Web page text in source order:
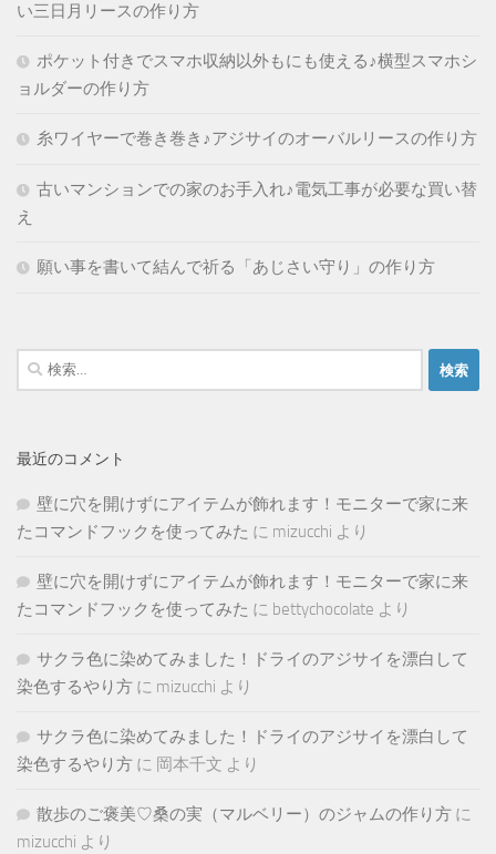
い三日月リースの作り方
ポケット付きでスマホ収納以外もにも使える♪横型スマホシ
ョルダーの作り方
糸ワイヤーで巻き巻き♪アジサイのオーバルリースの作り方
古いマンションでの家のお手入れ♪電気工事が必要な買い替
え
願い事を書いて結んで祈る「あじさい守り」の作り方
検
索:
最近のコメント
壁に穴を開けずにアイテムが飾れます！モニターで家に来
たコマンドフックを使ってみた に mizucchi より
壁に穴を開けずにアイテムが飾れます！モニターで家に来
たコマンドフックを使ってみた に bettychocolate より
サクラ色に染めてみました！ドライのアジサイを漂白して
染色するやり方 に mizucchi より
サクラ色に染めてみました！ドライのアジサイを漂白して
染色するやり方 に 岡本千文 より
散歩のご褒美♡桑の実（マルベリー）のジャムの作り方 に
mizucchi より